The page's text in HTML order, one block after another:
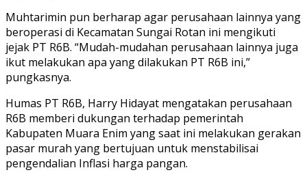
Muhtarimin pun berharap agar perusahaan lainnya yang
beroperasi di Kecamatan Sungai Rotan ini mengikuti
jejak PT R6B. “Mudah-mudahan perusahaan lainnya juga
ikut melakukan apa yang dilakukan PT R6B ini,”
pungkasnya.
Humas PT R6B, Harry Hidayat mengatakan perusahaan
R6B memberi dukungan terhadap pemerintah
Kabupaten Muara Enim yang saat ini melakukan gerakan
pasar murah yang bertujuan untuk menstabilisai
pengendalian Inflasi harga pangan.